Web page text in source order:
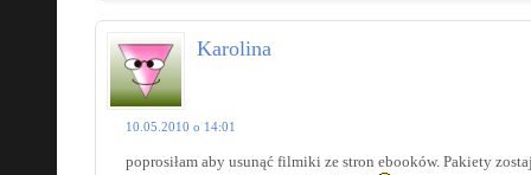
Karolina
10.05.2010 o 14:01
poprosiłam aby usunąć filmiki ze stron ebooków. Pakiety